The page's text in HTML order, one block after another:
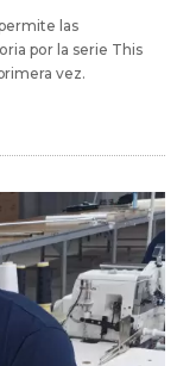
las
por la serie This
vez.